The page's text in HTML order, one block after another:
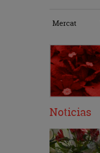
al
Mercat
Noticias